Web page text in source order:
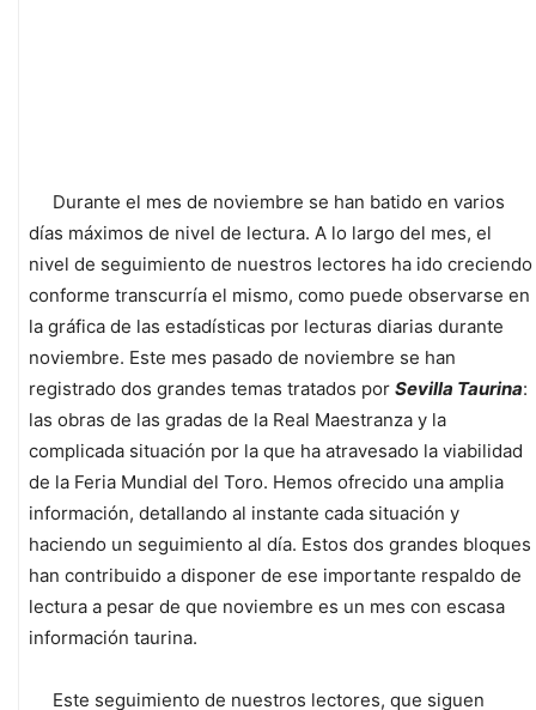
Durante el mes de noviembre se han batido en varios
días máximos de nivel de lectura. A lo largo del mes, el
nivel de seguimiento de nuestros lectores ha ido creciendo
conforme transcurría el mismo, como puede observarse en
la gráfica de las estadísticas por lecturas diarias durante
noviembre. Este mes pasado de noviembre se han
registrado dos grandes temas tratados por Sevilla Taurina:
las obras de las gradas de la Real Maestranza y la
complicada situación por la que ha atravesado la viabilidad
de la Feria Mundial del Toro. Hemos ofrecido una amplia
información, detallando al instante cada situación y
haciendo un seguimiento al día. Estos dos grandes bloques
han contribuido a disponer de ese importante respaldo de
lectura a pesar de que noviembre es un mes con escasa
información taurina.
Este seguimiento de nuestros lectores, que siguen